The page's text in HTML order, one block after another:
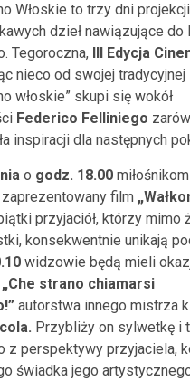
Włoskie to trzy dni projekcji
dzieł nawiązujące do
Tegoroczna,
III Edycja
nieco od swojej
włoskie” skupi się wokół
Federico Felliniego
inspiracji dla następnych
o godz. 18.00
film
przyjaciół, którzy mimo
konsekwentnie unikają
widzowie będą mieli
„Che strano chiamarsi
autorstwa innego mistrza
Przybliży on sylwetkę i
z perspektywy przyjaciela,
świadka jego